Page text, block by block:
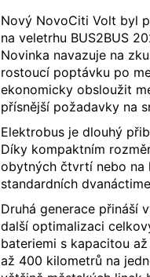
Nový NovoCiti Volt byl
na veletrhu BUS2BUS
Novinka navazuje na
rostoucí poptávku po
ekonomicky obsloužit
přísnější požadavky na
Elektrobus je dlouhý
Díky kompaktním
obytných čtvrtí nebo na
standardních
Druhá generace přináší
další optimalizaci
bateriemi s kapacitou
až 400 kilometrů na